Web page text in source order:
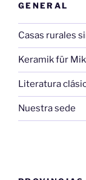
GENERAL
Casas rurales
Keramik für
Literatura
Nuestra sede